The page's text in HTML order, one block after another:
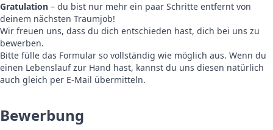
Gratulation – du bist nur mehr ein paar Schritte entfernt von
deinem nächsten Traumjob!
Wir freuen uns, dass du dich entschieden hast, dich bei uns zu
bewerben.
Bitte fülle das Formular so vollständig wie möglich aus. Wenn du
einen Lebenslauf zur Hand hast, kannst du uns diesen natürlich
auch gleich per E-Mail übermitteln.
Bewerbung